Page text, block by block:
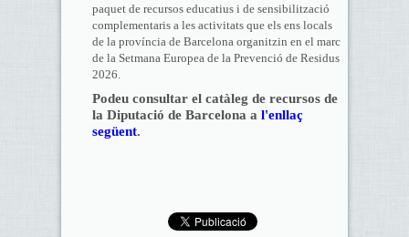
paquet de recursos educatius i de sensibilització
complementaris a les activitats que els ens locals
de la província de Barcelona organitzin en el marc
de la Setmana Europea de la Prevenció de Residus
2026.
Podeu consultar el catàleg de recursos de
la Diputació de Barcelona a l'enllaç
següent.